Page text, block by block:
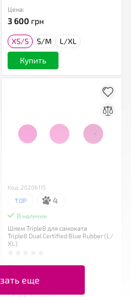
Цена:
3 600 грн
XS/S S/M L/XL
Купить
Код: 20206115
TOP 4
В наличии
Шлем Triple8 для самоката
Triple8 Dual Certified Blue Rubber (L/
XL)
Цена:
1 211грн
еще